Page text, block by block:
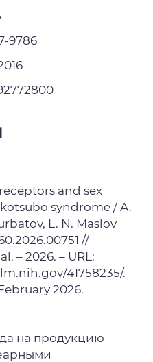
9786
and sex
syndrome / A.
L. N. Maslov
//
– 2026. – URL:
41758235/.
2026.
на продукцию